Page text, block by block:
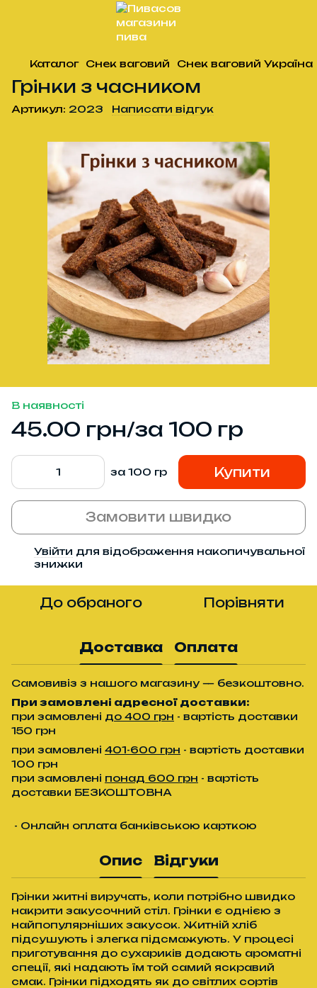
Каталог Снек ваговий Снек ваговий Україна
Грінки з часником
Артикул: 2023 Написати відгук
В наявності
45.00 грн/за 100 гр
за 100 гр Купити
Замовити швидко
Увійти для відображення накопичувальної
знижки
До обраного Порівняти
Доставка Оплата
Самовивіз з нашого магазину — безкоштовно.
При замовлені адресної доставки:
при замовлені до 400 грн - вартість доставки
150 грн
при замовлені 401-600 грн - вартість доставки
100 грн
при замовлені понад 600 грн - вартість
доставки БЕЗКОШТОВНА
- Онлайн оплата банківською карткою
Опис Відгуки
Грінки житні виручать, коли потрібно швидко
накрити закусочний стіл. Грінки є однією з
найпопулярніших закусок. Житній хліб
підсушують і злегка підсмажують. У процесі
приготування до сухариків додають ароматні
спеції, які надають їм той самий яскравий
смак. Грінки підходять як до світлих сортів